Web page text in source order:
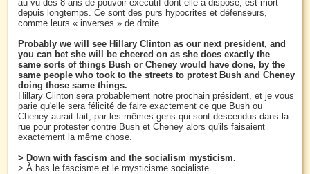
au vu des 8 ans de pouvoir éxecutif dont elle a disposé, est mort
depuis longtemps. Ce sont des purs hypocrites et défenseurs,
comme leurs « inverses » de droite.
Probably we will see Hillary Clinton as our next president, and
you can bet she will be cheered on as she does exactly the
same sorts of things Bush or Cheney would have done, by the
same people who took to the streets to protest Bush and Cheney
doing those same things.
Hillary Clinton sera probablement notre prochain président, et je vous
parie qu'elle sera félicité de faire exactement ce que Bush ou
Cheney aurait fait, par les mêmes gens qui sont descendus dans la
rue pour protester contre Bush et Cheney alors qu'ils faisaient
exactement la même chose.
> Down with fascism and the socialism mysticism.
> À bas le fascisme et le mysticisme socialiste.